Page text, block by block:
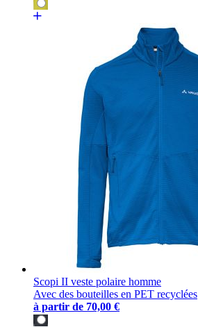
Scopi II veste polaire homme
Avec des bouteilles en PET recyclées
à partir de 70,00 €